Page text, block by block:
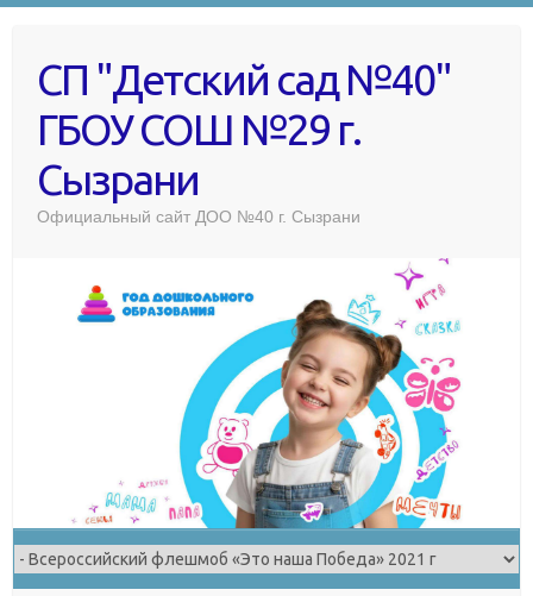
СП "Детский сад №40"
ГБОУ СОШ №29 г.
Сызрани
Официальный сайт ДОО №40 г. Сызрани